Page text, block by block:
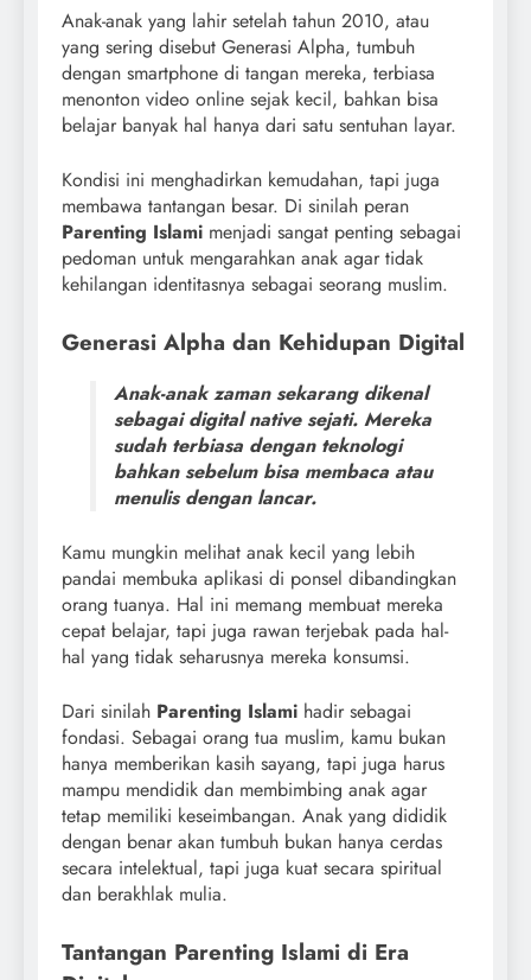
Anak-anak yang lahir setelah tahun 2010, atau
yang sering disebut Generasi Alpha, tumbuh
dengan smartphone di tangan mereka, terbiasa
menonton video online sejak kecil, bahkan bisa
belajar banyak hal hanya dari satu sentuhan layar.
Kondisi ini menghadirkan kemudahan, tapi juga
membawa tantangan besar. Di sinilah peran
Parenting Islami menjadi sangat penting sebagai
pedoman untuk mengarahkan anak agar tidak
kehilangan identitasnya sebagai seorang muslim.
Generasi Alpha dan Kehidupan Digital
Anak-anak zaman sekarang dikenal
sebagai digital native sejati. Mereka
sudah terbiasa dengan teknologi
bahkan sebelum bisa membaca atau
menulis dengan lancar.
Kamu mungkin melihat anak kecil yang lebih
pandai membuka aplikasi di ponsel dibandingkan
orang tuanya. Hal ini memang membuat mereka
cepat belajar, tapi juga rawan terjebak pada hal-
hal yang tidak seharusnya mereka konsumsi.
Dari sinilah Parenting Islami hadir sebagai
fondasi. Sebagai orang tua muslim, kamu bukan
hanya memberikan kasih sayang, tapi juga harus
mampu mendidik dan membimbing anak agar
tetap memiliki keseimbangan. Anak yang dididik
dengan benar akan tumbuh bukan hanya cerdas
secara intelektual, tapi juga kuat secara spiritual
dan berakhlak mulia.
Tantangan Parenting Islami di Era